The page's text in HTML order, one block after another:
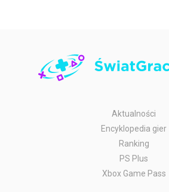
Aktualności
Encyklopedia gier
Ranking
PS Plus
Xbox Game Pass